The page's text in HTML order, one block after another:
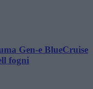
Gen-e BlueCruise
fogni